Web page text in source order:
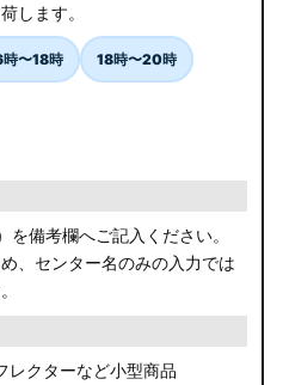
します。
時〜18時 18時〜20時
備考欄へご記入ください。
、センター名のみの入力では
レクターなど小型商品